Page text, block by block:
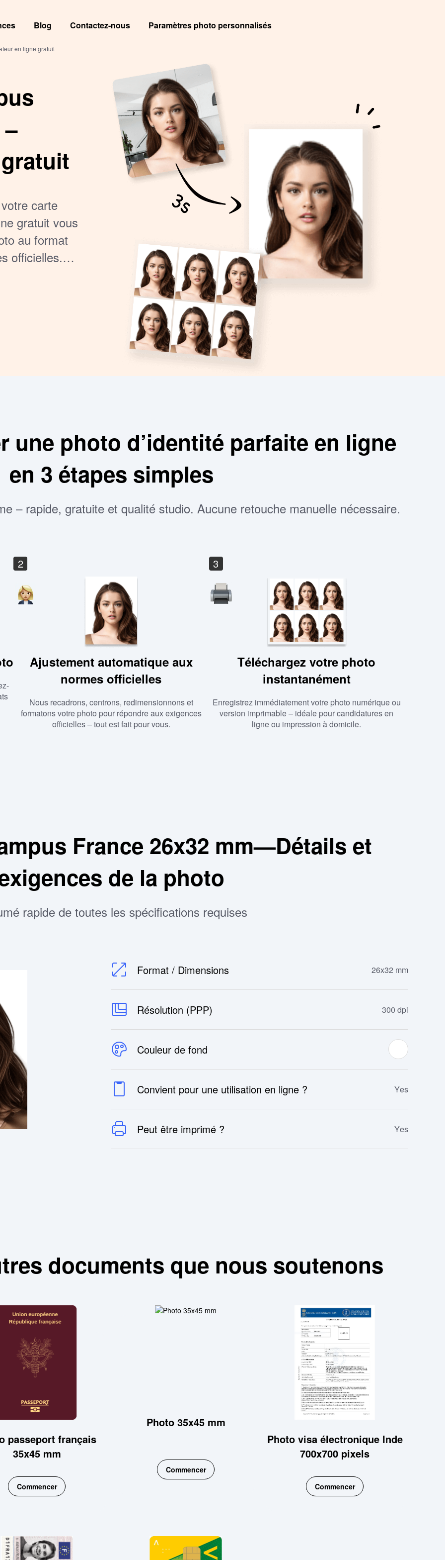
Blog Contactez-nous Paramètres photo personnalisés
en ligne gratuit
carte
gratuit vous
au format
officielles.
une photo d’identité parfaite en ligne
en 3 étapes simples
– rapide, gratuite et qualité studio. Aucune retouche manuelle nécessaire.
2
Ajustement automatique aux
normes officielles
Nous recadrons, centrons, redimensionnons et
formatons votre photo pour répondre aux exigences
officielles – tout est fait pour vous.
3
Téléchargez votre photo
instantanément
Enregistrez immédiatement votre photo numérique ou
version imprimable – idéale pour candidatures en
ligne ou impression à domicile.
France 26x32 mm—Détails et
de la photo
rapide de toutes les spécifications requises
Format / Dimensions 26x32 mm
Résolution (PPP) 300 dpi
Couleur de fond
Convient pour une utilisation en ligne ? Yes
Peut être imprimé ? Yes
documents que nous soutenons
passeport français
35x45 mm
Commencer
Photo 35x45 mm
Commencer
Photo visa électronique Inde
700x700 pixels
Commencer